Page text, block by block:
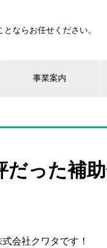
ならお任せください。
事業案内
だった補
会社クワタです！